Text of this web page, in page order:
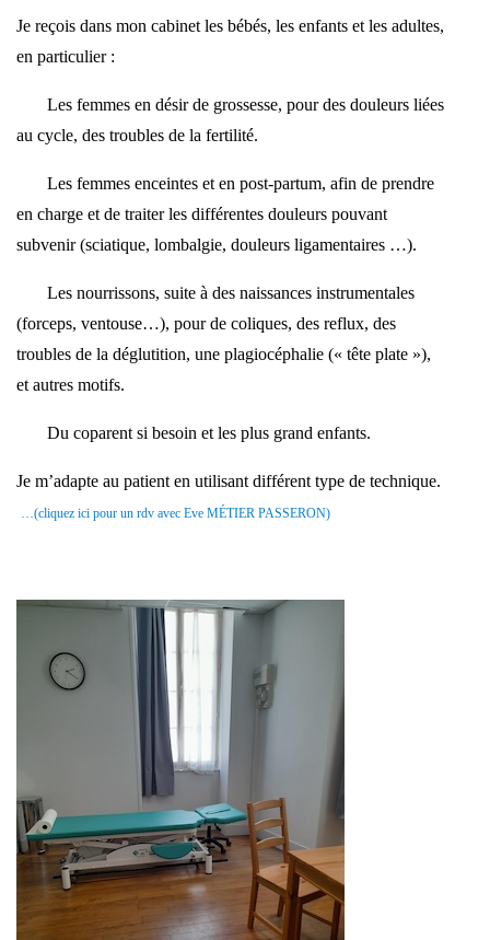
Je reçois dans mon cabinet les bébés, les enfants et les adultes,
en particulier :
Les femmes en désir de grossesse, pour des douleurs liées
au cycle, des troubles de la fertilité.
Les femmes enceintes et en post-partum, afin de prendre
en charge et de traiter les différentes douleurs pouvant
subvenir (sciatique, lombalgie, douleurs ligamentaires …).
Les nourrissons, suite à des naissances instrumentales
(forceps, ventouse…), pour de coliques, des reflux, des
troubles de la déglutition, une plagiocéphalie (« tête plate »),
et autres motifs.
Du coparent si besoin et les plus grand enfants.
Je m’adapte au patient en utilisant différent type de technique.
…(cliquez ici pour un rdv avec Eve MÉTIER PASSERON)